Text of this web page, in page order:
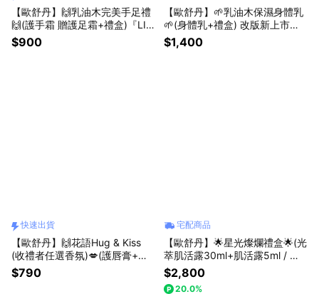
【歐舒丹】🙌乳油木完美手足禮
🙌(護手霜 贈護足霜+禮盒)『LIN
E禮物獨家組合』🤎送禮推薦 [快
速出貨]
$900
【歐舒丹】🌱乳油木保濕身體乳
🌱(身體乳+禮盒) 改版新上市🎁
人氣送禮首選
$1,400
快速出貨
【歐舒丹】🙌花語Hug & Kiss
(收禮者任選香氛)💋(護唇膏+護
手霜+禮盒)『LINE禮物獨家組
合』[快速出貨]
$790
宅配商品
【歐舒丹】🌟星光燦爛禮盒🌟(光
萃肌活露30ml+肌活露5ml / 潔
面慕絲50ml)『LINE禮物獨家組
合』(收禮者任選規格) 肌膚乖乖
$2,800
20.0%